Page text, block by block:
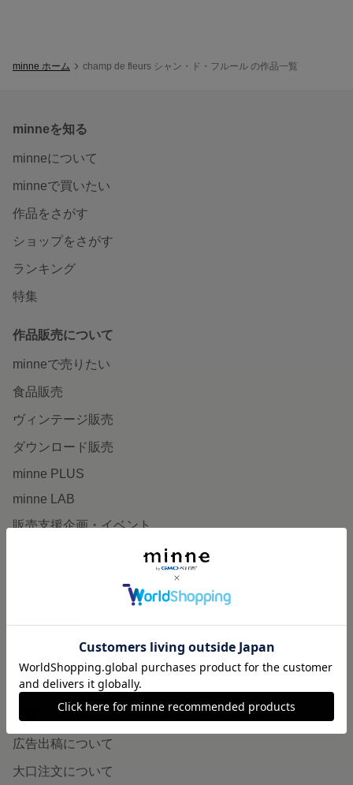
minne ホーム champ de fleurs シャン・ド・フルール の作品一覧
minneを知る
minneについて
minneで買いたい
作品をさがす
ショップをさがす
ランキング
特集
作品販売について
minneで売りたい
食品販売
ヴィンテージ販売
ダウンロード販売
minne PLUS
minne LAB
販売支援企画・イベント
minneとものづくりと
minneの本
企業の方へ
広告出稿について
大口注文について